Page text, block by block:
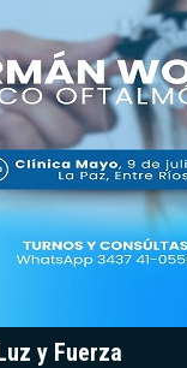
y Fuerza